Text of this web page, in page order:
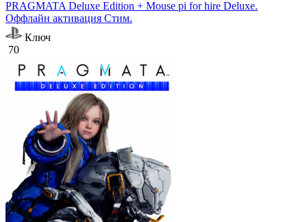
PRAGMATA Deluxe Edition + Mouse pi for hire Deluxe.
Оффлайн активация Cтим.
Ключ
70